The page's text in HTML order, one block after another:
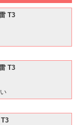
T3
T3